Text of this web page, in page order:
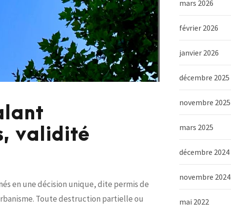
validité
en une décision unique, dite permis de
Toute destruction partielle ou
mars 2026
février 2026
janvier 2026
décembre 2025
novembre 2025
mars 2025
décembre 2024
novembre 2024
mai 2022